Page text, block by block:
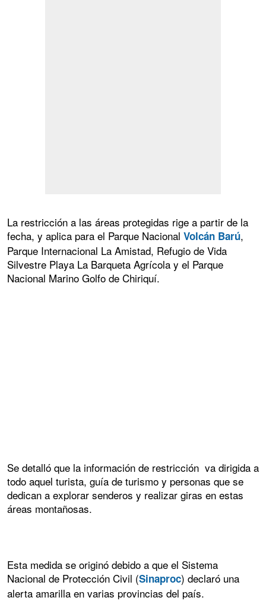
La restricción a las áreas protegidas rige a partir de la
fecha, y aplica para el Parque Nacional Volcán Barú,
Parque Internacional La Amistad, Refugio de Vida
Silvestre Playa La Barqueta Agrícola y el Parque
Nacional Marino Golfo de Chiriquí.
Se detalló que la información de restricción va dirigida a
todo aquel turista, guía de turismo y personas que se
dedican a explorar senderos y realizar giras en estas
áreas montañosas.
Esta medida se originó debido a que el Sistema
Nacional de Protección Civil (Sinaproc) declaró una
alerta amarilla en varias provincias del país.